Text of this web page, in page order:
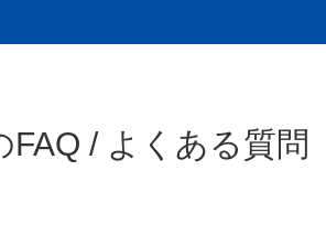
FAQ / よくある質問